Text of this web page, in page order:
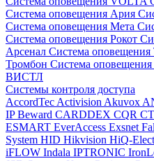
Система оповещения Ария
Система оповещения Мета
Система оповещения Рокот
Арсенал Система
Тромбон Система оповещения
ВИСТЛ
Системы контроля доступа
AccordTec Activision Akuvox
IPBeward CARDDEX CQR
ESMART EverAccess Exsnet
System HID Hikvision HiQ-
iFLOW Indala IPTRONIC